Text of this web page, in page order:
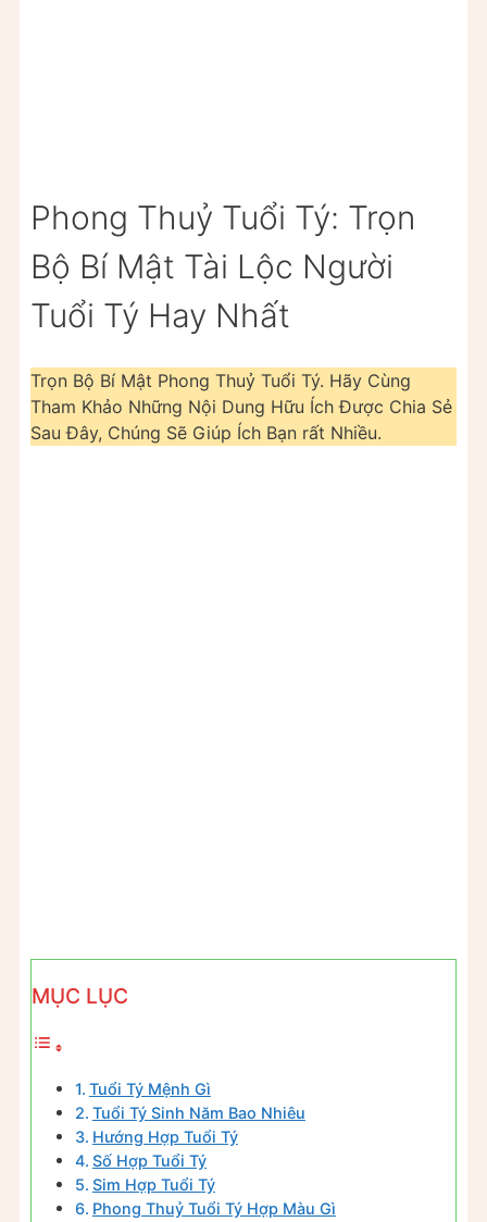
Phong Thuỷ Tuổi Tý: Trọn
Bộ Bí Mật Tài Lộc Người
Tuổi Tý Hay Nhất
Trọn Bộ Bí Mật Phong Thuỷ Tuổi Tý. Hãy Cùng
Tham Khảo Những Nội Dung Hữu Ích Được Chia Sẻ
Sau Đây, Chúng Sẽ Giúp Ích Bạn rất Nhiều.
MỤC LỤC
Tuổi Tý Mệnh Gì
Tuổi Tý Sinh Năm Bao Nhiêu
Hướng Hợp Tuổi Tý
Số Hợp Tuổi Tý
Sim Hợp Tuổi Tý
Phong Thuỷ Tuổi Tý Hợp Màu Gì